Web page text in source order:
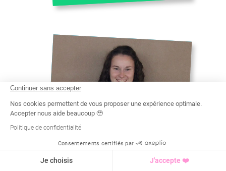
Continuer sans accepter
Nos cookies permettent de vous proposer une expérience optimale.
Accepter nous aide beaucoup 🥹
Politique de confidentialité
Consentements certifiés par
Je choisis J'accepte ❤️